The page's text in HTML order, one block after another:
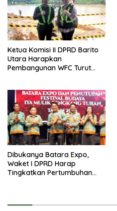
Ketua Komisi II DPRD Barito
Utara Harapkan
Pembangunan WFC Turut
Dibukanya Batara Expo,
Waket I DPRD Harap
Tingkatkan Pertumbuhan